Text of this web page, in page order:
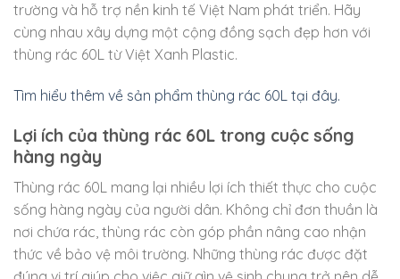
trường và hỗ trợ nền kinh tế Việt Nam phát triển. Hãy
cùng nhau xây dựng một cộng đồng sạch đẹp hơn với
thùng rác 60L từ Việt Xanh Plastic.
Tìm hiểu thêm về sản phẩm thùng rác 60L tại đây.
Lợi ích của thùng rác 60L trong cuộc sống
hàng ngày
Thùng rác 60L mang lại nhiều lợi ích thiết thực cho cuộc
sống hàng ngày của người dân. Không chỉ đơn thuần là
nơi chứa rác, thùng rác còn góp phần nâng cao nhận
thức về bảo vệ môi trường. Những thùng rác được đặt